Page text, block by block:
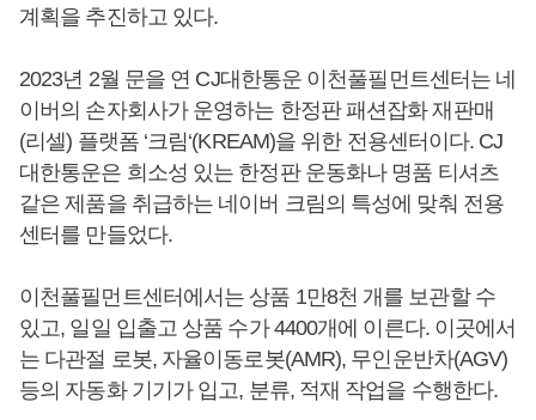
계획을 추진하고 있다.
2023년 2월 문을 연 CJ대한통운 이천풀필먼트센터는 네
이버의 손자회사가 운영하는 한정판 패션잡화 재판매
(리셀) 플랫폼 ‘크림‘(KREAM)을 위한 전용센터이다. CJ
대한통운은 희소성 있는 한정판 운동화나 명품 티셔츠
같은 제품을 취급하는 네이버 크림의 특성에 맞춰 전용
센터를 만들었다.
이천풀필먼트센터에서는 상품 1만8천 개를 보관할 수
있고, 일일 입출고 상품 수가 4400개에 이른다. 이곳에서
는 다관절 로봇, 자율이동로봇(AMR), 무인운반차(AGV)
등의 자동화 기기가 입고, 분류, 적재 작업을 수행한다.